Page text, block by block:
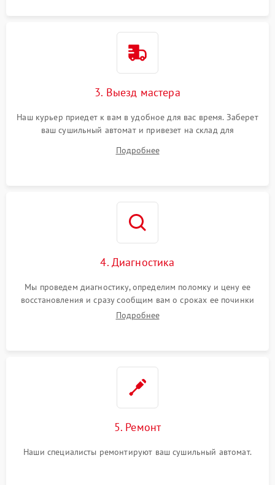
3. Выезд мастера
Наш курьер приедет к вам в удобное для вас время. Заберет
ваш сушильный автомат и привезет на склад для
Подробнее
4. Диагностика
Мы проведем диагностику, определим поломку и цену ее
восстановления и сразу сообщим вам о сроках ее починки
Подробнее
5. Ремонт
Наши специалисты ремонтируют ваш сушильный автомат.